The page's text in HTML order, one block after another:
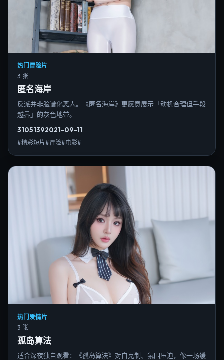
热门冒险片
3 张
匿名海岸
反派并非脸谱化恶人。《匿名海岸》更愿意展示「动机合理但手段
越界」的灰色地带。
31051392021-09-11
#精彩短片#冒险#电影#
热门爱情片
3 张
孤岛算法
适合深夜独自观看：《孤岛算法》对白克制、氛围压迫，像一场缓